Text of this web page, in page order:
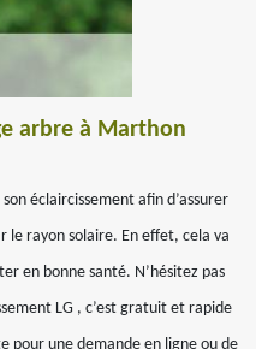
arbre à Marthon
éclaircissement afin d’assurer
le rayon solaire. En effet, cela va
en bonne santé. N’hésitez pas
LG , c’est gratuit et rapide
pour une demande en ligne ou de